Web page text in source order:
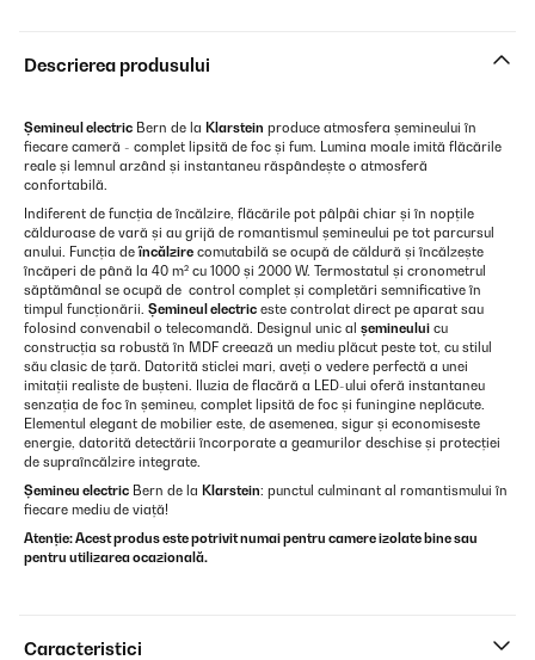
Descrierea produsului
Șemineul electric Bern de la Klarstein produce atmosfera șemineului în
fiecare cameră - complet lipsită de foc și fum. Lumina moale imită flăcările
reale și lemnul arzând și instantaneu răspândește o atmosferă
confortabilă.
Indiferent de funcția de încălzire, flăcările pot pâlpâi chiar și în nopțile
călduroase de vară și au grijă de romantismul șemineului pe tot parcursul
anului. Funcția deîncălzire comutabilă se ocupă de căldură și încălzește
încăperi de până la 40 m² cu 1000 și 2000 W. Termostatul și cronometrul
săptămânal se ocupă de control complet și completări semnificative în
timpul funcționării. Șemineul electric este controlat direct pe aparat sau
folosind convenabil o telecomandă. Designul unic al șemineului cu
construcția sa robustă în MDF creează un mediu plăcut peste tot, cu stilul
său clasic de țară. Datorită sticlei mari, aveți o vedere perfectă a unei
imitații realiste de bușteni. Iluzia de flacără a LED-ului oferă instantaneu
senzația de foc în șemineu, complet lipsită de foc și funingine neplăcute.
Elementul elegant de mobilier este, de asemenea, sigur și economiseste
energie, datorită detectării încorporate a geamurilor deschise și protecției
de supraîncălzire integrate.
Șemineu electric Bern de la Klarstein: punctul culminant al romantismului în
fiecare mediu de viață!
Atenție: Acest produs este potrivit numai pentru camere izolate bine sau
pentru utilizarea ocazională.
Caracteristici